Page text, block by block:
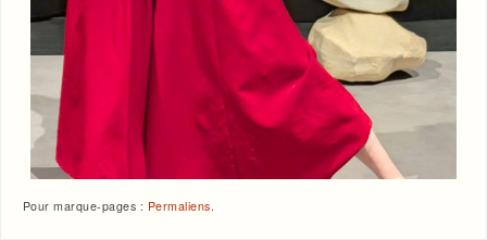
Pour marque-pages : Permaliens